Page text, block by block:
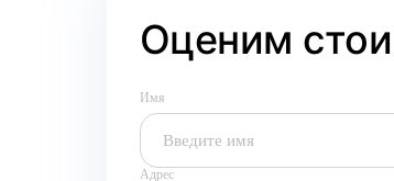
Оценим
Имя
Адрес